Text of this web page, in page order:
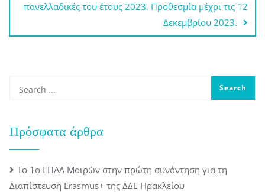
πανελλαδικές του έτους 2023. Προθεσμία μέχρι τις 12
Δεκεμβρίου 2023.
Πρόσφατα άρθρα
Το 1ο ΕΠΑΛ Μοιρών στην πρώτη συνάντηση για τη
Διαπίστευση Erasmus+ της ΔΔΕ Ηρακλείου